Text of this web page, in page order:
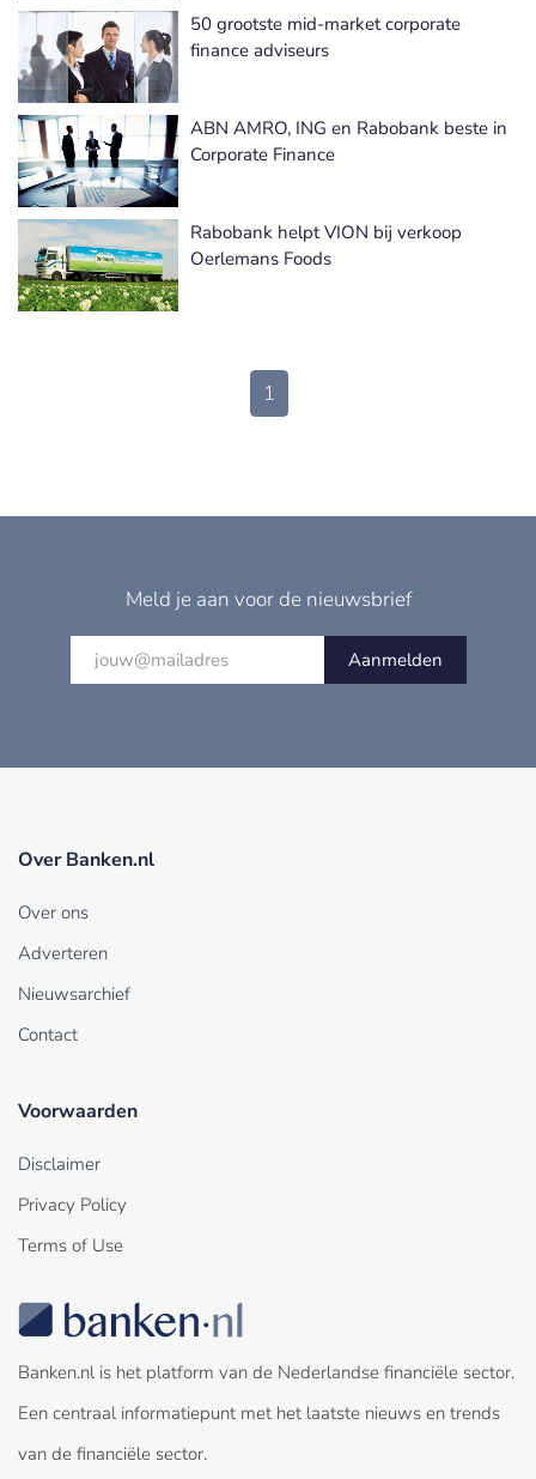
50 grootste mid-market corporate
finance adviseurs
ABN AMRO, ING en Rabobank beste in
Corporate Finance
Rabobank helpt VION bij verkoop
Oerlemans Foods
1
Meld je aan voor de nieuwsbrief
Aanmelden
Over Banken.nl
Over ons
Adverteren
Nieuwsarchief
Contact
Voorwaarden
Disclaimer
Privacy Policy
Terms of Use
Banken.nl is het platform van de Nederlandse financiële sector.
Een centraal informatiepunt met het laatste nieuws en trends
van de financiële sector.